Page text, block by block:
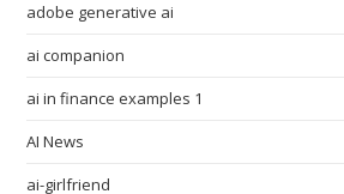
adobe generative ai
ai companion
ai in finance examples 1
AI News
ai-girlfriend